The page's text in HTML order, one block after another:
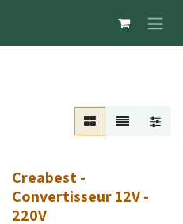
Creabest -
Convertisseur 12V -
220V